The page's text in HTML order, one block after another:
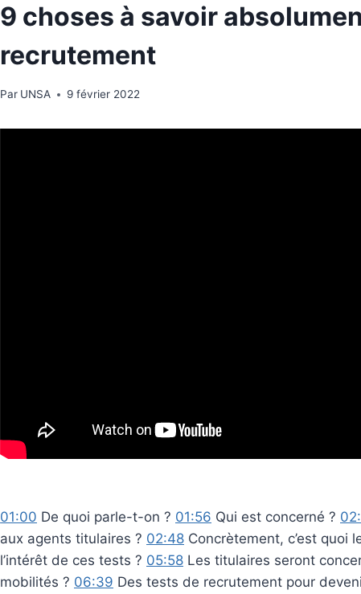
9 choses à savoir
recrutement
Par UNSA 9 février 2022
01:00 De quoi parle-t-on ? 01:56 Qui est concerné ?
aux agents titulaires ? 02:48 Concrètement, c’est quoi
l’intérêt de ces tests ? 05:58 Les titulaires seront
mobilités ? 06:39 Des tests de recrutement pour